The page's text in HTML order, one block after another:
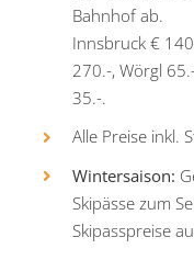
Bahn­hof ab.
Inns­bruck €
270.-, Wörgl
35.-.
Al­le Prei­se inkl.
Wintersaison:
Ski­päs­se zum
Skipasspreise